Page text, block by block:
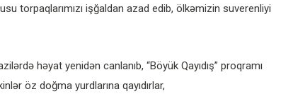
torpaqlarımızı işğaldan azad edib, ölkəmizin suverenliyi
həyat yenidən canlanıb, “Böyük Qayıdış” proqramı
öz doğma yurdlarına qayıdırlar,